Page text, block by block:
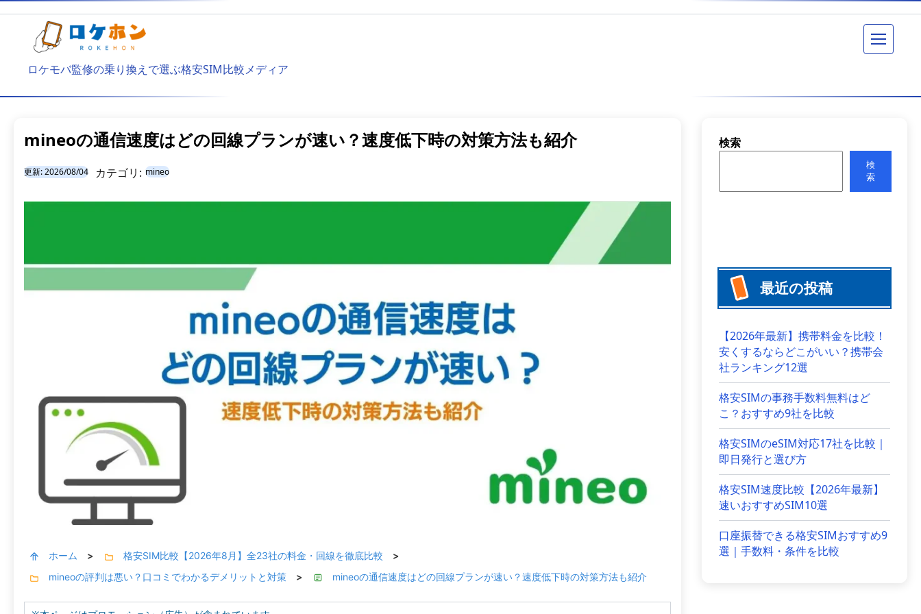
メニュー
ロケモバ監修の乗り換えで選ぶ格安SIM比較メディア
mineoの通信速度はどの回線プランが速い？速度低下時の対策方法も紹介
更新:2026/08/04 カテゴリ: mineo
ホーム > 格安SIM比較【2026年8月】全23社の料金・回線を徹底比較
>
mineoの評判は悪い？口コミでわかるデメリットと対策
> mineoの通信速度はどの回線プランが速い？速度低下時の対策方法も紹介
検索
検
索
最近の投稿
【2026年最新】携帯料金を比較！
安くするならどこがいい？携帯会
社ランキング12選
格安SIMの事務手数料無料はど
こ？おすすめ9社を比較
格安SIMのeSIM対応17社を比較｜
即日発行と選び方
格安SIM速度比較【2026年最新】
速いおすすめSIM10選
口座振替できる格安SIMおすすめ9
選｜手数料・条件を比較